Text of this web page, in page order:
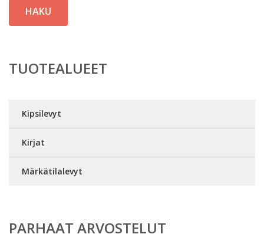
HAKU
TUOTEALUEET
Kipsilevyt
Kirjat
Märkätilalevyt
PARHAAT ARVOSTELUT